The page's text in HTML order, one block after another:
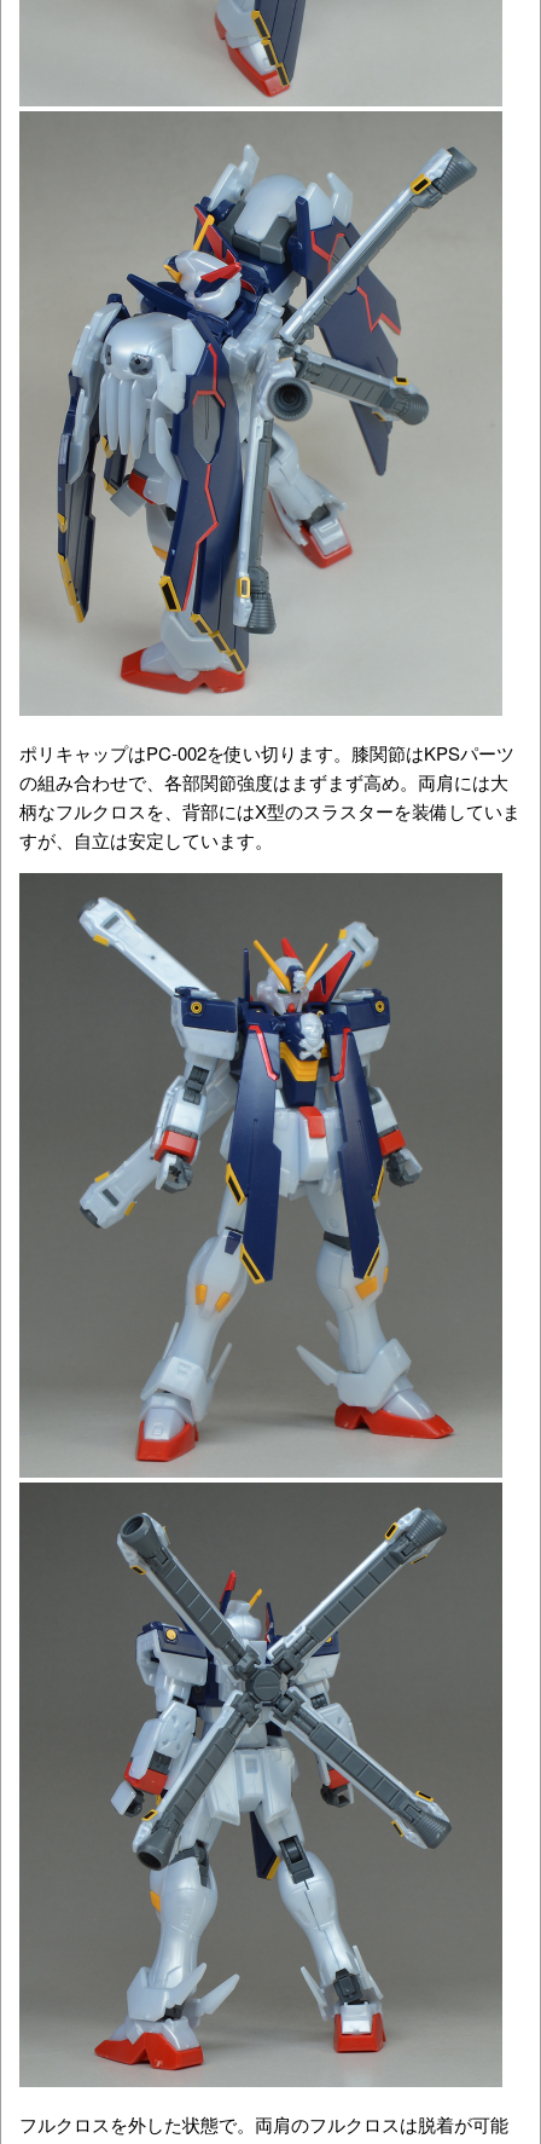
ポリキャップはPC-002を使い切ります。膝関節はKPSパーツ
の組み合わせで、各部関節強度はまずまず高め。両肩には大
柄なフルクロスを、背部にはX型のスラスターを装備していま
すが、自立は安定しています。
フルクロスを外した状態で。両肩のフルクロスは脱着が可能